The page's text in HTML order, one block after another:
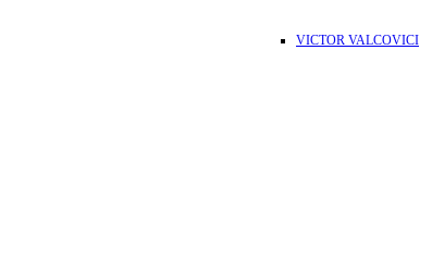
VICTOR VALCOVICI